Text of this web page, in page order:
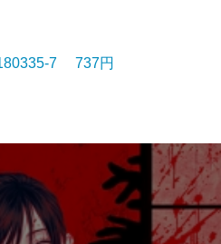
7 737円